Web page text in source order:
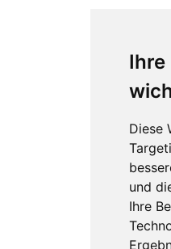
Ihre
Diese
und
Ihre